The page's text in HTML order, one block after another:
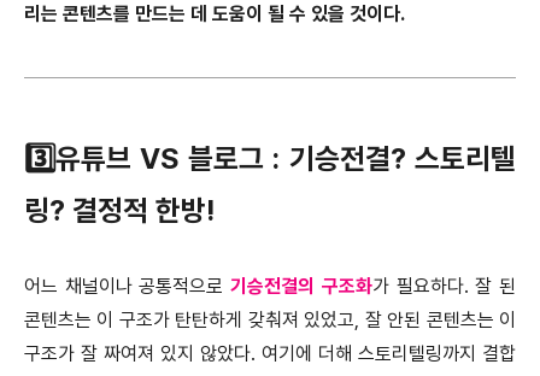
리는 콘텐츠를 만드는 데 도움이 될 수 있을 것이다.
3️⃣유튜브 VS 블로그 : 기승전결? 스토리텔
링? 결정적 한방!
어느 채널이나 공통적으로기승전결의 구조화가 필요하다. 잘 된
콘텐츠는 이 구조가 탄탄하게 갖춰져 있었고, 잘 안된 콘텐츠는 이
구조가 잘 짜여져 있지 않았다. 여기에 더해 스토리텔링까지 결합